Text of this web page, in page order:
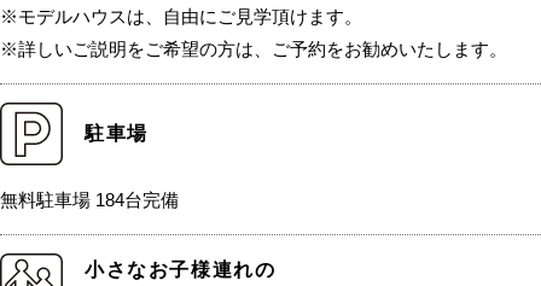
※モデルハウスは、自由にご見学頂けます。
※詳しいご説明をご希望の方は、ご予約をお勧めいたします。
駐車場
無料駐車場 184台完備
小さなお子様連れの